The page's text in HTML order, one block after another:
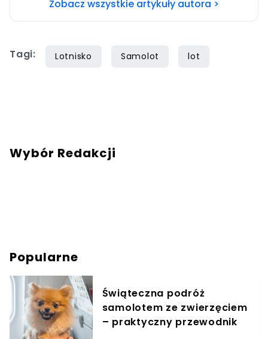
Zobacz wszystkie artykuły autora >
Tagi: Lotnisko Samolot lot
Wybór Redakcji
Popularne
Świąteczna podróż
samolotem ze zwierzęciem
– praktyczny przewodnik